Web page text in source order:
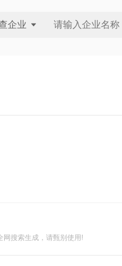
企业
网搜索生成，请甄别使用!